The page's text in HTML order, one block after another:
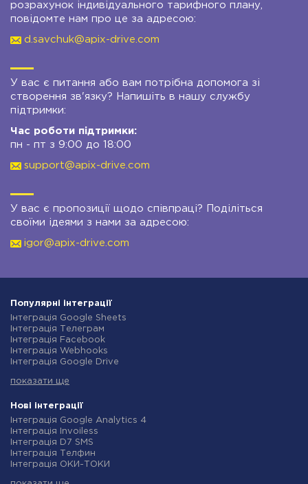
розрахунок індивідуального тарифного плану,
повідомте нам про це за адресою:
d.savchuk@apix-drive.com
У вас є питання або вам потрібна допомога зі
створення зв'язку? Напишіть в нашу службу
підтримки:
Час роботи підтримки:
пн - пт з 9:00 до 18:00
support@apix-drive.com
У вас є пропозиції щодо співпраці? Поділіться
своїми ідеями з нами за адресою:
igor@apix-drive.com
Популярні інтеграції
Інтеграція Google Sheets
Інтеграція Телеграм
Інтеграція Facebook
Інтеграція Webhooks
Інтеграція Google Drive
Інтеграція Gmail
Інтеграція Rozetka
Інтеграція OpenAI (ChatGPT)
Інтеграція Binotel
Інтеграція Prom
Інтеграція Приват24
Інтеграція OLX
показати ще
Нові інтеграції
Інтеграція Google Analytics 4
Інтеграція Invoiless
Інтеграція D7 SMS
Інтеграція Телфин
Інтеграція ОКИ-ТОКИ